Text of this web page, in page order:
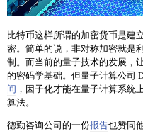
比特币这样所谓的加密货币是建
密。简单的说，非对称加密就是
制。而当前的量子技术的发展，
的密码学基础。但量子计算公司
间 ，因子化才能在量子计算系
算法。
德勤咨询公司的一份报告也赞同